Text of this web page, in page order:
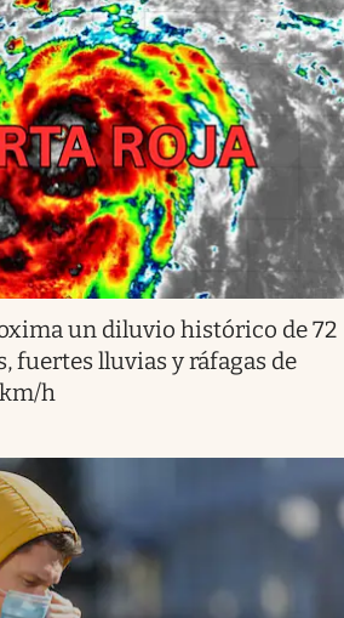
un diluvio histórico de 72
fuertes lluvias y ráfagas de
h